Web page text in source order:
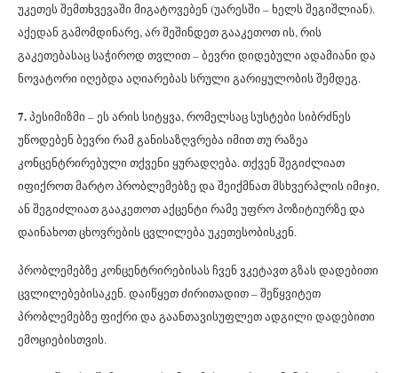
უკეთეს შემთხვევაში მიგატოვებენ (უარესში – ხელს შეგიშლიან).
აქედან გამომდინარე, არ შეშინდეთ გააკეთოთ ის, რის
გაკეთებასაც საჭიროდ თვლით – ბევრი დიდებული ადამიანი და
ნოვატორი იღებდა აღიარებას სრული გარიყულობის შემდეგ.
7.პესიმიზმი – ეს არის სიტყვა, რომელსაც სუსტები სიბრძნეს
უწოდებენ ბევრი რამ განისაზღვრება იმით თუ რაზეა
კონცენტრირებული თქვენი ყურადღება. თქვენ შეგიძლიათ
იფიქროთ მარტო პრობლემებზე და შეიქმნათ მსხვერპლის იმიჯი,
ან შეგიძლიათ გააკეთოთ აქცენტი რამე უფრო პოზიტიურზე და
დაინახოთ ცხოვრების ცვლილება უკეთესობისკენ.
პრობლემებზე კონცენტრირებისას ჩვენ ვკეტავთ გზას დადებითი
ცვლილებებისაკენ. დაიწყეთ ძირითადით – შეწყვიტეთ
პრობლემებზე ფიქრი და გაანთავისუფლეთ ადგილი დადებითი
ემოციებისთვის.